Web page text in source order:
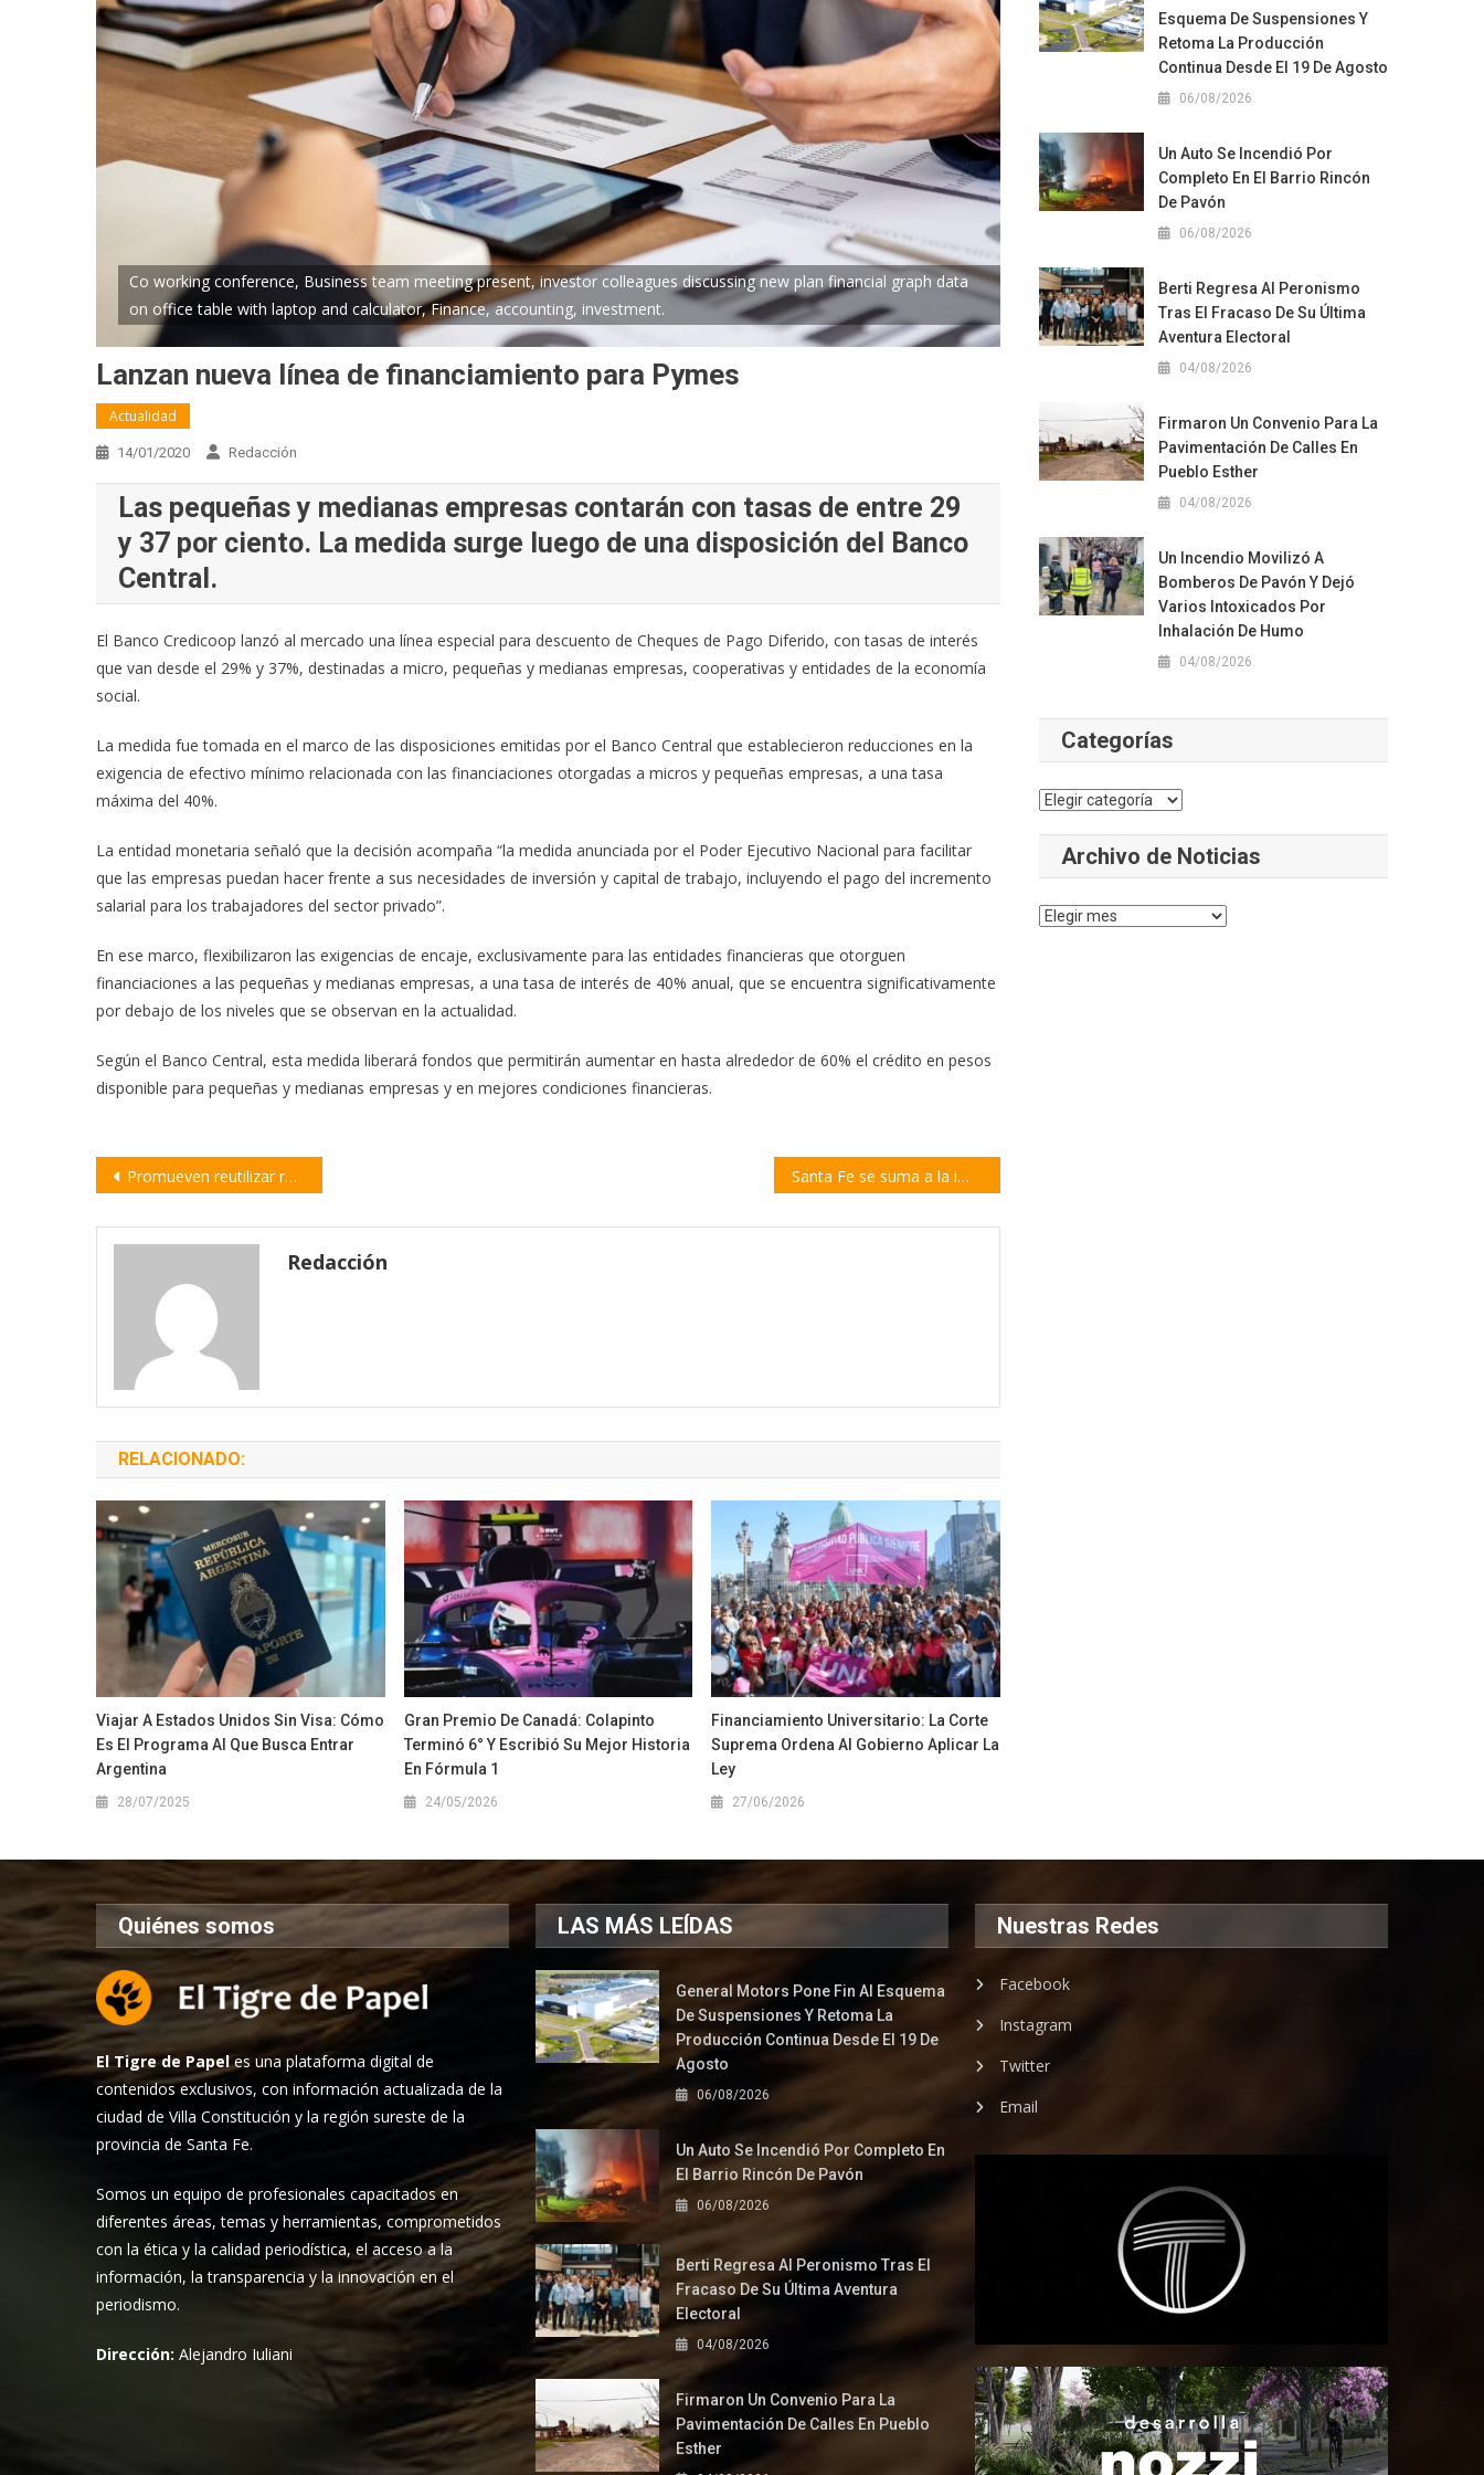
Co working conference, Business team meeting present, investor colleagues discussing new plan financial graph data
on office table with laptop and calculator, Finance, accounting, investment.
Lanzan nueva línea de financiamiento para Pymes
Actualidad
14/01/2020 Redacción
Las pequeñas y medianas empresas contarán con tasas de entre 29
y 37 por ciento. La medida surge luego de una disposición del Banco
Central.
El Banco Credicoop lanzó al mercado una línea especial para descuento de Cheques de Pago Diferido, con tasas de interés
que van desde el 29% y 37%, destinadas a micro, pequeñas y medianas empresas, cooperativas y entidades de la economía
social.
La medida fue tomada en el marco de las disposiciones emitidas por el Banco Central que establecieron reducciones en la
exigencia de efectivo mínimo relacionada con las financiaciones otorgadas a micros y pequeñas empresas, a una tasa
máxima del 40%.
La entidad monetaria señaló que la decisión acompaña “la medida anunciada por el Poder Ejecutivo Nacional para facilitar
que las empresas puedan hacer frente a sus necesidades de inversión y capital de trabajo, incluyendo el pago del incremento
salarial para los trabajadores del sector privado”.
En ese marco, flexibilizaron las exigencias de encaje, exclusivamente para las entidades financieras que otorguen
financiaciones a las pequeñas y medianas empresas, a una tasa de interés de 40% anual, que se encuentra significativamente
por debajo de los niveles que se observan en la actualidad.
Según el Banco Central, esta medida liberará fondos que permitirán aumentar en hasta alrededor de 60% el crédito en pesos
disponible para pequeñas y medianas empresas y en mejores condiciones financieras.
Navegación
entradas
Promueven reutilizar residuo cervecero como fertilizante Santa Fe se suma a la implementación de la Tarjeta Alimentar
Redacción
RELACIONADO:
Viajar A Estados Unidos Sin Visa: Cómo
Es El Programa Al Que Busca Entrar
Argentina
28/07/2025
Gran Premio De Canadá: Colapinto
Terminó 6° Y Escribió Su Mejor Historia
En Fórmula 1
24/05/2026
Financiamiento Universitario: La Corte
Suprema Ordena Al Gobierno Aplicar La
Ley
27/06/2026
Esquema De Suspensiones Y
Retoma La Producción
Continua Desde El 19 De Agosto
06/08/2026
Un Auto Se Incendió Por
Completo En El Barrio Rincón
De Pavón
06/08/2026
Berti Regresa Al Peronismo
Tras El Fracaso De Su Última
Aventura Electoral
04/08/2026
Firmaron Un Convenio Para La
Pavimentación De Calles En
Pueblo Esther
04/08/2026
Un Incendio Movilizó A
Bomberos De Pavón Y Dejó
Varios Intoxicados Por
Inhalación De Humo
04/08/2026
Categorías
Categorías
Archivo de Noticias
Archivo
Quiénes somos
El Tigre de Papeles una plataforma digital de
contenidos exclusivos, con información actualizada de la
ciudad de Villa Constitución y la región sureste de la
provincia de Santa Fe.
Somos un equipo de profesionales capacitados en
diferentes áreas, temas y herramientas, comprometidos
con la ética y la calidad periodística, el acceso a la
información, la transparencia y la innovación en el
periodismo.
Dirección:Alejandro Iuliani
LAS MÁS LEÍDAS
General Motors Pone Fin Al Esquema
De Suspensiones Y Retoma La
Producción Continua Desde El 19 De
Agosto
06/08/2026
Un Auto Se Incendió Por Completo En
El Barrio Rincón De Pavón
06/08/2026
Berti Regresa Al Peronismo Tras El
Fracaso De Su Última Aventura
Electoral
04/08/2026
Firmaron Un Convenio Para La
Pavimentación De Calles En Pueblo
Esther
Nuestras Redes
Facebook
Instagram
Twitter
Email